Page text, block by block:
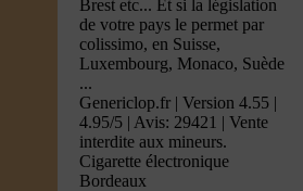
Brest etc... Et si la législation
de votre pays le permet par
colissimo, en Suisse,
Luxembourg, Monaco, Suède
...
Genericlop.fr | Version 4.55 |
4.95/5 | Avis: 29421 | Vente
interdite aux mineurs.
Cigarette électronique
Bordeaux